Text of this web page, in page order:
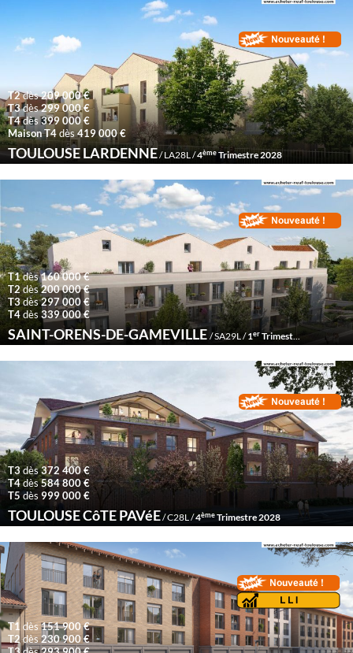
T2dès209 000 €
T3dès299 000 €
T4dès399 000 €
Maison T4dès 419 000 €
TOULOUSE LARDENNE/ LA28L /4èmeTrimestre 2028
T1dès160 000 €
T2dès200 000 €
T3dès297 000 €
T4dès 339 000 €
SAINT-ORENS-DE-GAMEVILLE / SA29L /1erTrimestre 2029
T3dès372 400 €
T4dès584 800 €
T5dès 999 000 €
TOULOUSE CôTE PAVéE/ C28L /4èmeTrimestre 2028
T1 dès151 900 €
T2dès230 900 €